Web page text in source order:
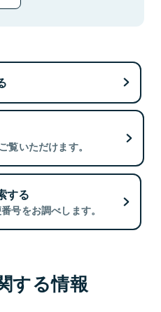
覧いただけます。
する
号をお調べします。
する情報